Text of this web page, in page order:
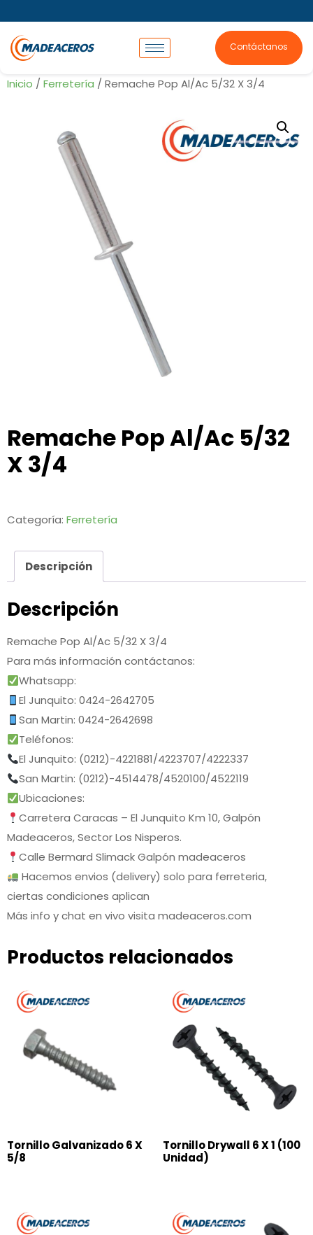
Contáctanos
Inicio / Ferretería / Remache Pop Al/Ac 5/32 X 3/4
Remache Pop Al/Ac 5/32
X 3/4
Categoría: Ferretería
Descripción
Descripción
Remache Pop Al/Ac 5/32 X 3/4
Para más información contáctanos:
Whatsapp:
El Junquito: 0424-2642705
San Martin: 0424-2642698
Teléfonos:
El Junquito: (0212)-4221881/4223707/4222337
San Martin: (0212)-4514478/4520100/4522119
Ubicaciones:
Carretera Caracas – El Junquito Km 10, Galpón
Madeaceros, Sector Los Nisperos.
Calle Bermard Slimack Galpón madeaceros
Hacemos envios (delivery) solo para ferreteria,
ciertas condiciones aplican
Más info y chat en vivo visita madeaceros.com
Productos relacionados
Tornillo Galvanizado 6 X
5/8
Tornillo Drywall 6 X 1 (100
Unidad)